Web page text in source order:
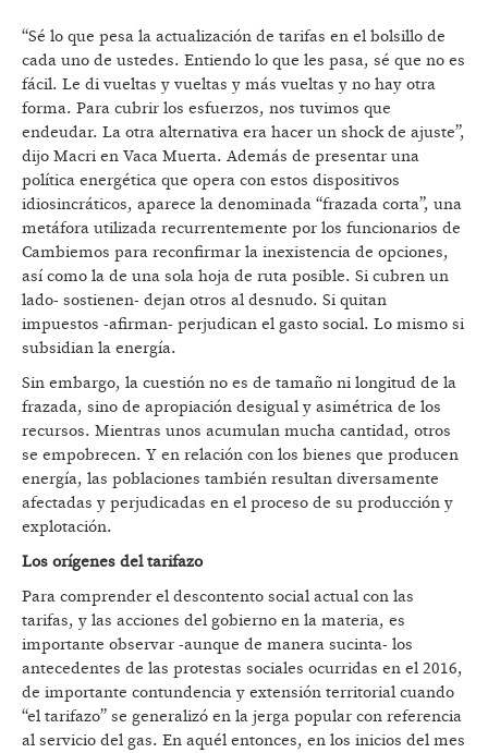
“Sé lo que pesa la actualización de tarifas en el bolsillo de
cada uno de ustedes. Entiendo lo que les pasa, sé que no es
fácil. Le di vueltas y vueltas y más vueltas y no hay otra
forma. Para cubrir los esfuerzos, nos tuvimos que
endeudar. La otra alternativa era hacer un shock de ajuste”,
dijo Macri en Vaca Muerta. Además de presentar una
política energética que opera con estos dispositivos
idiosincráticos, aparece la denominada “frazada corta”, una
metáfora utilizada recurrentemente por los funcionarios de
Cambiemos para reconfirmar la inexistencia de opciones,
así como la de una sola hoja de ruta posible. Si cubren un
lado- sostienen- dejan otros al desnudo. Si quitan
impuestos -afirman- perjudican el gasto social. Lo mismo si
subsidian la energía.
Sin embargo, la cuestión no es de tamaño ni longitud de la
frazada, sino de apropiación desigual y asimétrica de los
recursos. Mientras unos acumulan mucha cantidad, otros
se empobrecen. Y en relación con los bienes que producen
energía, las poblaciones también resultan diversamente
afectadas y perjudicadas en el proceso de su producción y
explotación.
Los orígenes del tarifazo
Para comprender el descontento social actual con las
tarifas, y las acciones del gobierno en la materia, es
importante observar -aunque de manera sucinta- los
antecedentes de las protestas sociales ocurridas en el 2016,
de importante contundencia y extensión territorial cuando
“el tarifazo” se generalizó en la jerga popular con referencia
al servicio del gas. En aquél entonces, en los inicios del mes